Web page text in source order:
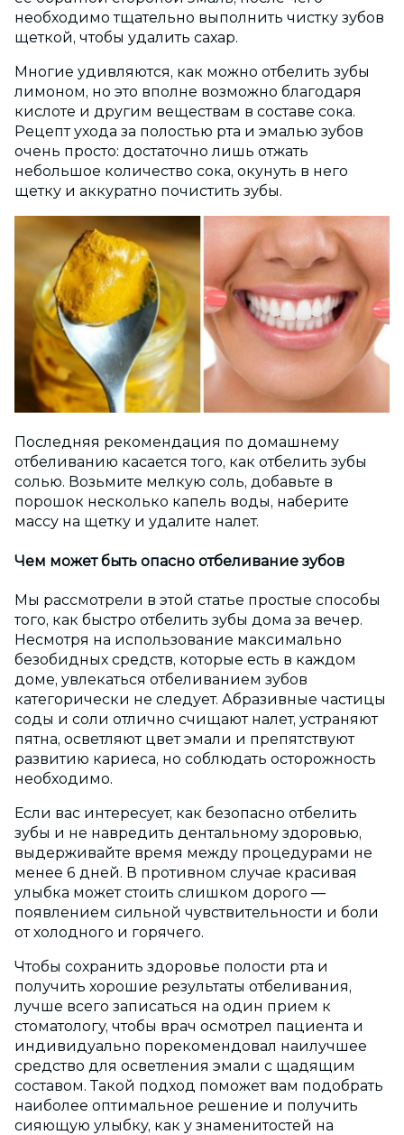
необходимо тщательно выполнить чистку зубов
щеткой, чтобы удалить сахар.
Многие удивляются, как можно отбелить зубы
лимоном, но это вполне возможно благодаря
кислоте и другим веществам в составе сока.
Рецепт ухода за полостью рта и эмалью зубов
очень просто: достаточно лишь отжать
небольшое количество сока, окунуть в него
щетку и аккуратно почистить зубы.
Последняя рекомендация по домашнему
отбеливанию касается того, как отбелить зубы
солью. Возьмите мелкую соль, добавьте в
порошок несколько капель воды, наберите
массу на щетку и удалите налет.
Чем может быть опасно отбеливание зубов
Мы рассмотрели в этой статье простые способы
того, как быстро отбелить зубы дома за вечер.
Несмотря на использование максимально
безобидных средств, которые есть в каждом
доме, увлекаться отбеливанием зубов
категорически не следует. Абразивные частицы
соды и соли отлично счищают налет, устраняют
пятна, осветляют цвет эмали и препятствуют
развитию кариеса, но соблюдать осторожность
необходимо.
Если вас интересует, как безопасно отбелить
зубы и не навредить дентальному здоровью,
выдерживайте время между процедурами не
менее 6 дней. В противном случае красивая
улыбка может стоить слишком дорого —
появлением сильной чувствительности и боли
от холодного и горячего.
Чтобы сохранить здоровье полости рта и
получить хорошие результаты отбеливания,
лучше всего записаться на один прием к
стоматологу, чтобы врач осмотрел пациента и
индивидуально порекомендовал наилучшее
средство для осветления эмали с щадящим
составом. Такой подход поможет вам подобрать
наиболее оптимальное решение и получить
сияющую улыбку, как у знаменитостей на